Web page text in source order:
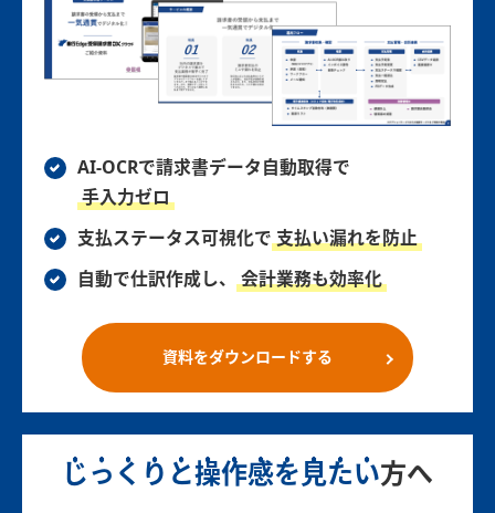
AI-OCRで請求書データ自動取得で
手入力ゼロ
支払ステータス可視化で 支払い漏れを防止
自動で仕訳作成し、 会計業務も効率化
資料をダウンロードする
じっくりと操作感を見たい方へ